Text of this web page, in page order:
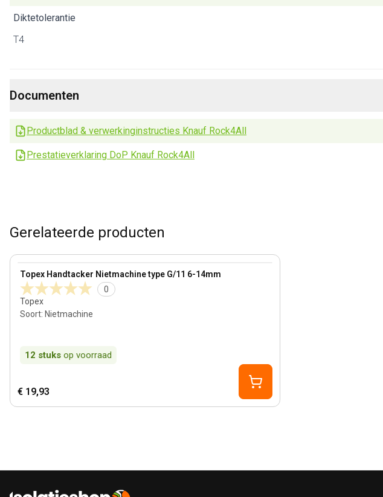
Diktetolerantie
T4
Documenten
Productblad & verwerkinginstructies Knauf Rock4All
Prestatieverklaring DoP Knauf Rock4All
Gerelateerde producten
Topex Handtacker Nietmachine type G/11 6-14mm
0
Topex
Soort: Nietmachine
12 stuks op voorraad
View product
€ 19,93